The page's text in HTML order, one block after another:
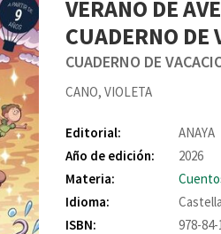
VERANO DE
CUADERNO DE
CUADERNO DE
CANO, VIOLETA
Editorial:
ANAYA
Año de edición:
2026
Materia:
Idioma:
ISBN:
978-84-